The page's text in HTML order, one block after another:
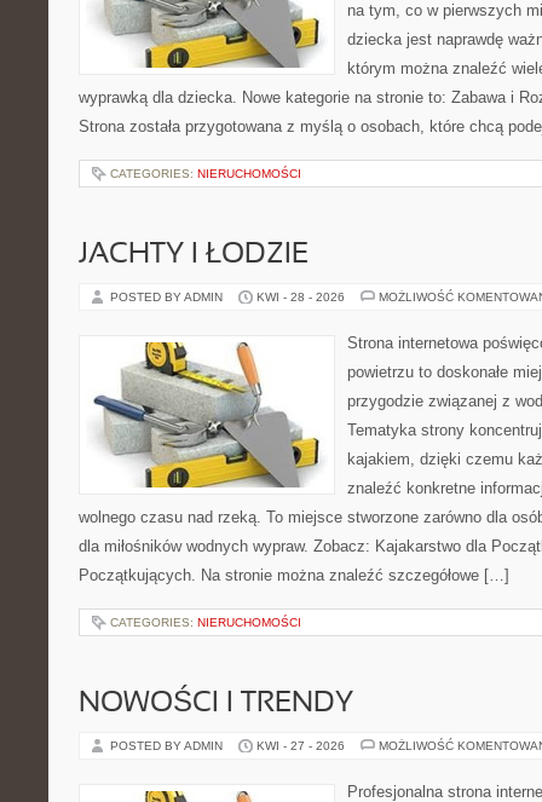
na tym, co w pierwszych
dziecka jest naprawdę
którym można znaleźć
wyprawką dla dziecka. Nowe kategorie na stronie to: Zabawa i
Strona została przygotowana z myślą o osobach, które chcą
CATEGORIES: NIERUCHOMOŚCI
JACHTY I ŁODZIE
POSTED BY ADMIN KWI - 28 - 2026 MOŻLIWOŚĆ
Strona internetowa
powietrzu to doskonałe
przygodzie związanej z
Tematyka strony
kajakiem, dzięki czemu
znaleźć konkretne
wolnego czasu nad rzeką. To miejsce stworzone zarówno dla
dla miłośników wodnych wypraw. Zobacz: Kajakarstwo dla
Początkujących. Na stronie można znaleźć szczegółowe […]
CATEGORIES: NIERUCHOMOŚCI
NOWOŚCI I TRENDY
POSTED BY ADMIN KWI - 27 - 2026 MOŻLIWOŚĆ
Profesjonalna strona